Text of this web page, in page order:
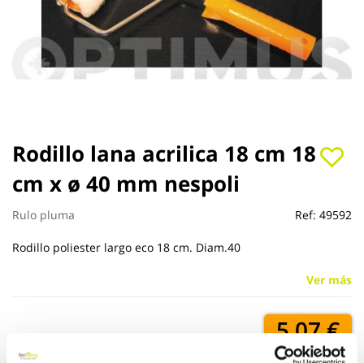
Rodillo lana acrilica 18 cm 18
cm x ø 40 mm nespoli
Rulo pluma Ref: 49592
Rodillo poliester largo eco 18 cm. Diam.40
Ver más
5,07 €
Saltar
al
comienzo
de
la
galería
de
imágenes